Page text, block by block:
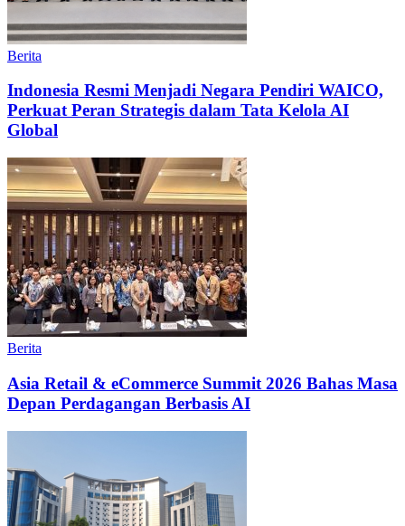
Berita
Indonesia Resmi Menjadi Negara Pendiri WAICO,
Perkuat Peran Strategis dalam Tata Kelola AI
Global
Berita
Asia Retail & eCommerce Summit 2026 Bahas Masa
Depan Perdagangan Berbasis AI